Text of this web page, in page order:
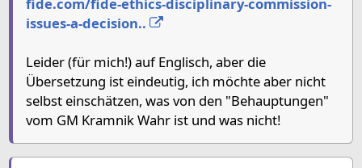
fide.com/fide-ethics-disciplinary-commission-
issues-a-decision..
Leider (für mich!) auf Englisch, aber die
Übersetzung ist eindeutig, ich möchte aber nicht
selbst einschätzen, was von den "Behauptungen"
vom GM Kramnik Wahr ist und was nicht!